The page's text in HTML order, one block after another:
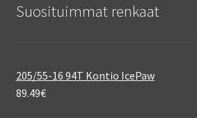
Suosituimmat renkaat
205/55-16 94T Kontio IcePaw
89.49€